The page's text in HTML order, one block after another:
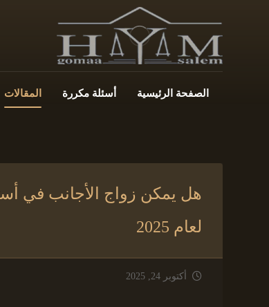
الصفحة الرئيسية أسئلة مكررة المقالات
هل يمكن زواج الأجانب في
لعام 2025
أكتوبر 24, 2025